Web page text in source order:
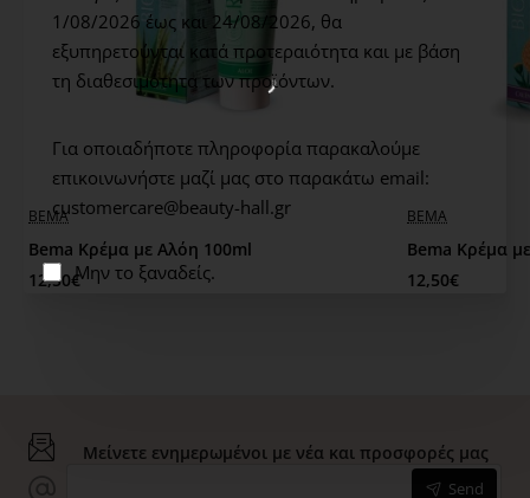
1/08/2026 έως και 24/08/2026, θα
εξυπηρετούνται κατά προτεραιότητα και με βάση
τη διαθεσιμότητα των προϊόντων.
Για οποιαδήποτε πληροφορία παρακαλούμε
επικοινωνήστε μαζί μας στο παρακάτω email:
customercare@beauty-hall.gr
Μην το ξαναδείς.
σύσφιγξης και για καθημερινή χρήση
ΤΡΟΠΟΣ ΧΡΗΣΗΣ: Απλώνουμε μια ποσότητα από την
BEMA
Bema Κρέμα με Αλόη 100ml
12,50€
BEMA
Bema Κρέμα
12,50€
Μείνετε ενημερωμένοι με νέα και προσφορές μας
Send